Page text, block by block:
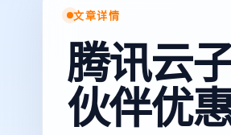
文章详情
腾讯云
伙伴优